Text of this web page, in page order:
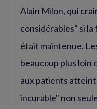
Alain Milon, qui
considérables" si
était maintenue.
beaucoup plus loin
aux patients
incurable" non